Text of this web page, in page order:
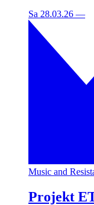
Sa 28.03.26 —
Music and
Projekt